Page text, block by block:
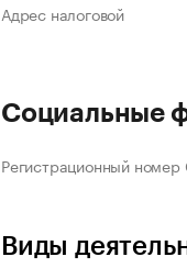
Адрес налоговой
Социальные
Регистрационный
Виды